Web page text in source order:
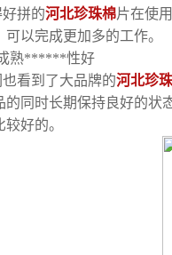
拼的河北珍珠棉片在使
以完成更加多的工作。
熟******性好
也看到了大品牌的河北珍
的同时长期保持良好的状
好的。